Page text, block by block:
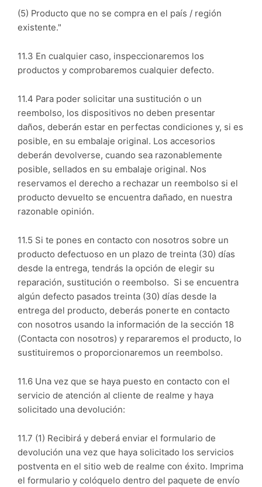
(5) Producto que no se compra en el país / región
existente."
11.3 En cualquier caso, inspeccionaremos los
productos y comprobaremos cualquier defecto.
11.4 Para poder solicitar una sustitución o un
reembolso, los dispositivos no deben presentar
daños, deberán estar en perfectas condiciones y, si es
posible, en su embalaje original. Los accesorios
deberán devolverse, cuando sea razonablemente
posible, sellados en su embalaje original. Nos
reservamos el derecho a rechazar un reembolso si el
producto devuelto se encuentra dañado, en nuestra
razonable opinión.
11.5 Si te pones en contacto con nosotros sobre un
producto defectuoso en un plazo de treinta (30) días
desde la entrega, tendrás la opción de elegir su
reparación, sustitución o reembolso. Si se encuentra
algún defecto pasados treinta (30) días desde la
entrega del producto, deberás ponerte en contacto
con nosotros usando la información de la sección 18
(Contacta con nosotros) y repararemos el producto, lo
sustituiremos o proporcionaremos un reembolso.
11.6 Una vez que se haya puesto en contacto con el
servicio de atención al cliente de realme y haya
solicitado una devolución:
11.7 (1) Recibirá y deberá enviar el formulario de
devolución una vez que haya solicitado los servicios
postventa en el sitio web de realme con éxito. Imprima
el formulario y colóquelo dentro del paquete de envío